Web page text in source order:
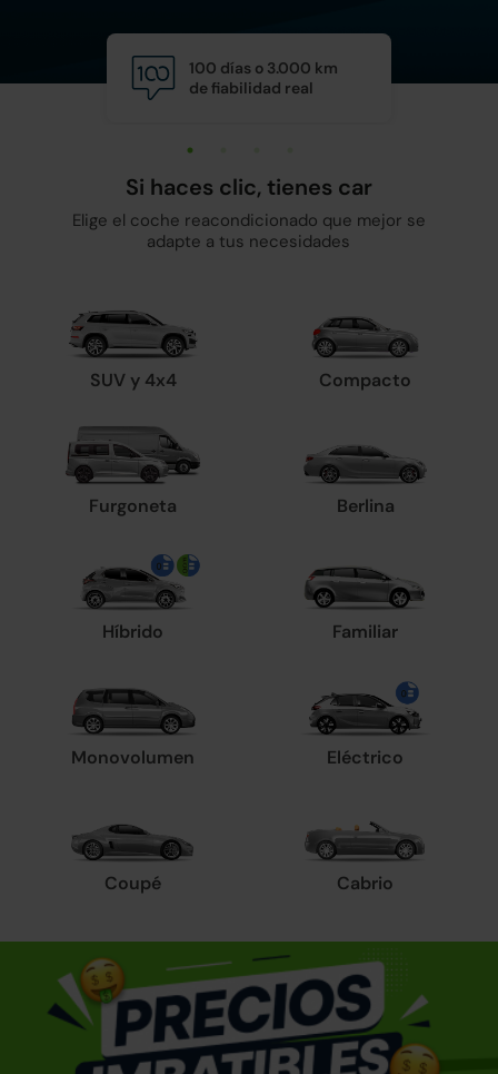
100 días o 3.000 km
de fiabilidad real
y
Si haces clic, tienes car
Elige el coche reacondicionado que mejor se
adapte a tus necesidades
SUV y 4x4 Compacto
Furgoneta Berlina
Híbrido Familiar
Monovolumen Eléctrico
Coupé Cabrio